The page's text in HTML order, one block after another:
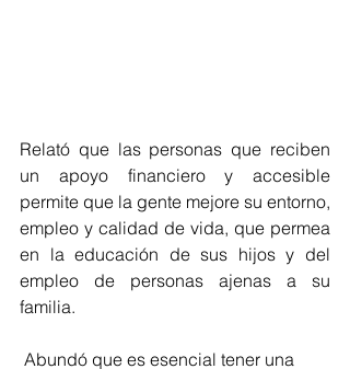
Relató que las personas que reciben
un apoyo financiero y accesible
permite que la gente mejore su entorno,
empleo y calidad de vida, que permea
en la educación de sus hijos y del
empleo de personas ajenas a su
familia.